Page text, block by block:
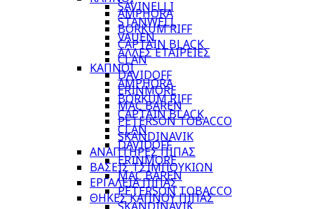
AMPHORA
BORKUM RIFF
CAPTAIN BLACK
CLAN
DAVIDOFF
ERINMORE
MAC BAREN
PETERSON TOBACCO
SKANDINAVIK
ΑΝΑΠΤΗΡΕΣ ΠΙΠΑΣ
ΒΑΣΕΙΣ ΤΣΙΜΠΟΥΚΙΩΝ
ΕΡΓΑΛΕΙΑ ΠΙΠΑΣ
ΘΗΚΕΣ ΚΑΠΝΟΥ ΠΙΠΑΣ
SAVINELLI
STANWELL
VAUEN
ΑΛΛΕΣ ΕΤΑΙΡΕΙΕΣ
ΚΑΠΝΟΙ
AMPHORA
BORKUM RIFF
CAPTAIN BLACK
CLAN
DAVIDOFF
ERINMORE
MAC BAREN
PETERSON TOBACCO